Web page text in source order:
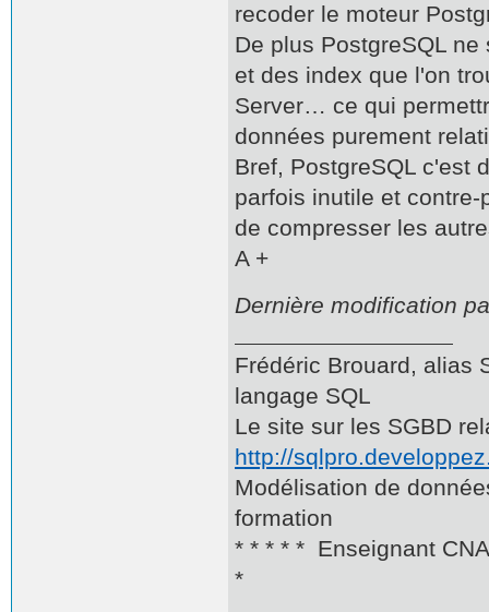
recoder le moteur
De plus PostgreSQL
et des index que l'on
Server… ce qui
données purement
Bref, PostgreSQL c'est
parfois inutile et
de compresser les
A +
Dernière modification
Frédéric Brouard, alias
langage SQL
Le site sur les SGBD
http://
Modélisation de
formation
* * * * * Enseignant
*